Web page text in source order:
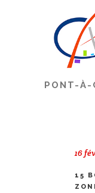
PONT-À-
16
15